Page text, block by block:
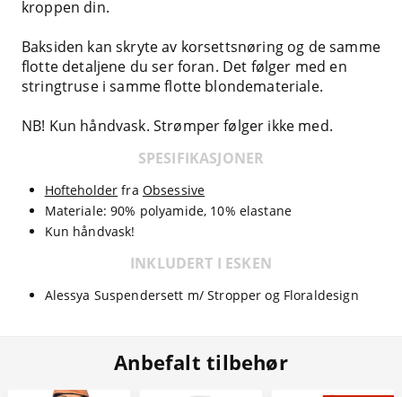
kroppen din.
Baksiden kan skryte av korsettsnøring og de samme
flotte detaljene du ser foran. Det følger med en
stringtruse i samme flotte blondemateriale.
NB! Kun håndvask. Strømper følger ikke med.
SPESIFIKASJONER
Hofteholder fra Obsessive
Materiale: 90% polyamide, 10% elastane
Kun håndvask!
INKLUDERT I ESKEN
Alessya Suspendersett m/ Stropper og Floraldesign
Anbefalt tilbehør